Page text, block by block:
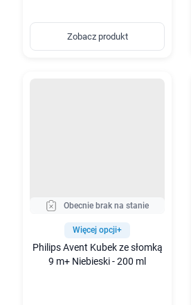
Zobacz produkt
Obecnie brak na stanie
Więcej opcji+
Philips Avent Kubek ze słomką
9 m+ Niebieski - 200 ml